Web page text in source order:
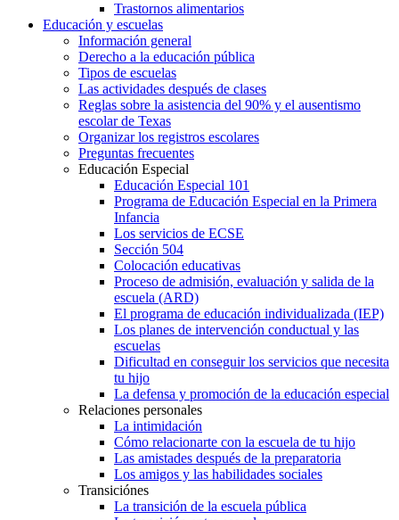
Trastornos alimentarios
Educación y escuelas
Información general
Derecho a la educación pública
Tipos de escuelas
Las actividades después de clases
Reglas sobre la asistencia del 90% y el ausentismo
escolar de Texas
Organizar los registros escolares
Preguntas frecuentes
Educación Especial
Educación Especial 101
Programa de Educación Especial en la Primera
Infancia
Los servicios de ECSE
Sección 504
Colocación educativas
Proceso de admisión, evaluación y salida de la
escuela (ARD)
El programa de educación individualizada (IEP)
Los planes de intervención conductual y las
escuelas
Dificultad en conseguir los servicios que necesita
tu hijo
La defensa y promoción de la educación especial
Relaciones personales
La intimidación
Cómo relacionarte con la escuela de tu hijo
Las amistades después de la preparatoria
Los amigos y las habilidades sociales
Transiciónes
La transición de la escuela pública